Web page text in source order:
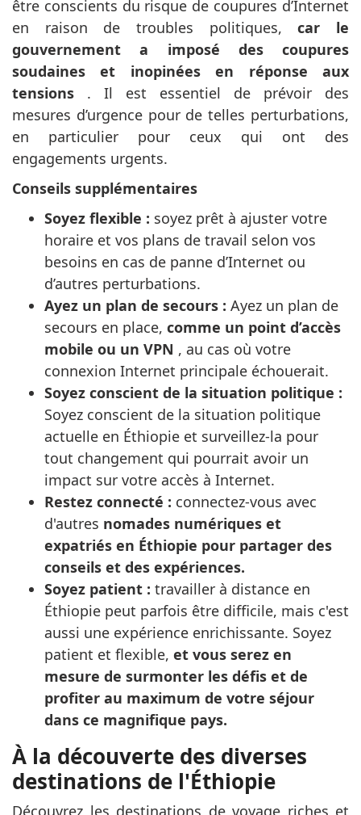
être conscients du risque de coupures d’Internet
en raison de troubles politiques,car le
gouvernement a imposé des coupures
soudaines et inopinées en réponse aux
tensions . Il est essentiel de prévoir des
mesures d’urgence pour de telles perturbations,
en particulier pour ceux qui ont des
engagements urgents.
Conseils supplémentaires
Soyez flexible : soyez prêt à ajuster votre
horaire et vos plans de travail selon vos
besoins en cas de panne d’Internet ou
d’autres perturbations.
Ayez un plan de secours : Ayez un plan de
secours en place, comme un point d’accès
mobile ou un VPN , au cas où votre
connexion Internet principale échouerait.
Soyez conscient de la situation politique :
Soyez conscient de la situation politique
actuelle en Éthiopie et surveillez-la pour
tout changement qui pourrait avoir un
impact sur votre accès à Internet.
Restez connecté : connectez-vous avec
d'autres nomades numériques et
expatriés en Éthiopie pour partager des
conseils et des expériences.
Soyez patient : travailler à distance en
Éthiopie peut parfois être difficile, mais c'est
aussi une expérience enrichissante. Soyez
patient et flexible, et vous serez en
mesure de surmonter les défis et de
profiter au maximum de votre séjour
dans ce magnifique pays.
À la découverte des diverses
destinations de l'Éthiopie